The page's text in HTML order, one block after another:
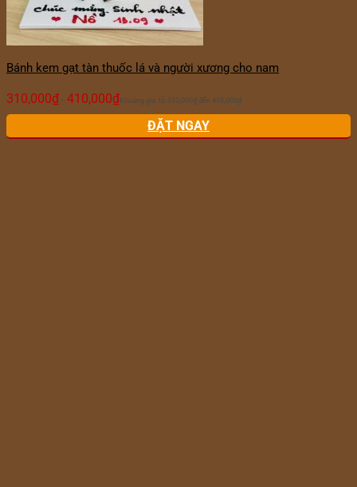
Bánh kem gạt tàn thuốc lá và người xương cho nam
310,000₫ – 410,000₫ Khoảng giá: từ 310,000₫ đến 410,000₫
ĐẶT NGAY